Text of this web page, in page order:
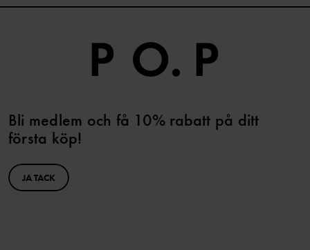
Bli medlem och få 10% rabatt på ditt
första köp!
JA TACK